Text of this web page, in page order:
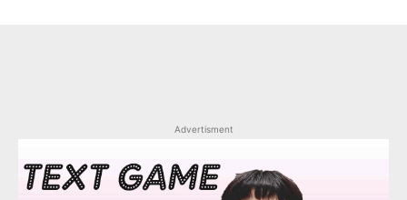
Advertisment